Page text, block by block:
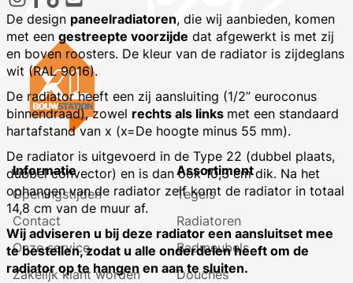
De design paneelradiatoren, die wij aanbieden, komen
met een gestreepte voorzijde dat afgewerkt is met zij
en boven roosters. De kleur van de radiator is zijdeglans
wit (RAL 9016).
De radiator heeft een zij aansluiting (1/2” euroconus
binnendraad), zowel rechts als links met een standaard
hartafstand van x (x=De hoogte minus 55 mm).
De radiator is uitgevoerd in de Type 22 (dubbel plaats,
dubbel convector) en is dan ook 10,3 cm dik. Na het
ophangen van de radiator zelf komt de radiator in totaal
14,8 cm van de muur af.
Wij adviseren u bij deze radiator een aansluitset mee
te bestellen, zodat u alle onderdelen heeft om de
radiator op te hangen en aan te sluiten.
Informatie
Openingstijden
Contact
Onze service
Zakelijk klant worden
Assortiment
Tegels
Radiatoren
Badmeubels
Douches